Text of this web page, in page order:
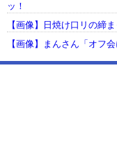
ッ！
【画像】日焼け口リの締
【画像】まんさん「オフ